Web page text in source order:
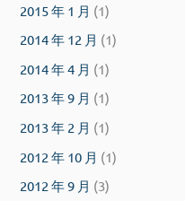
2015 年 1 月 (1)
2014 年 12 月 (1)
2014 年 4 月 (1)
2013 年 9 月 (1)
2013 年 2 月 (1)
2012 年 10 月 (1)
2012 年 9 月 (3)